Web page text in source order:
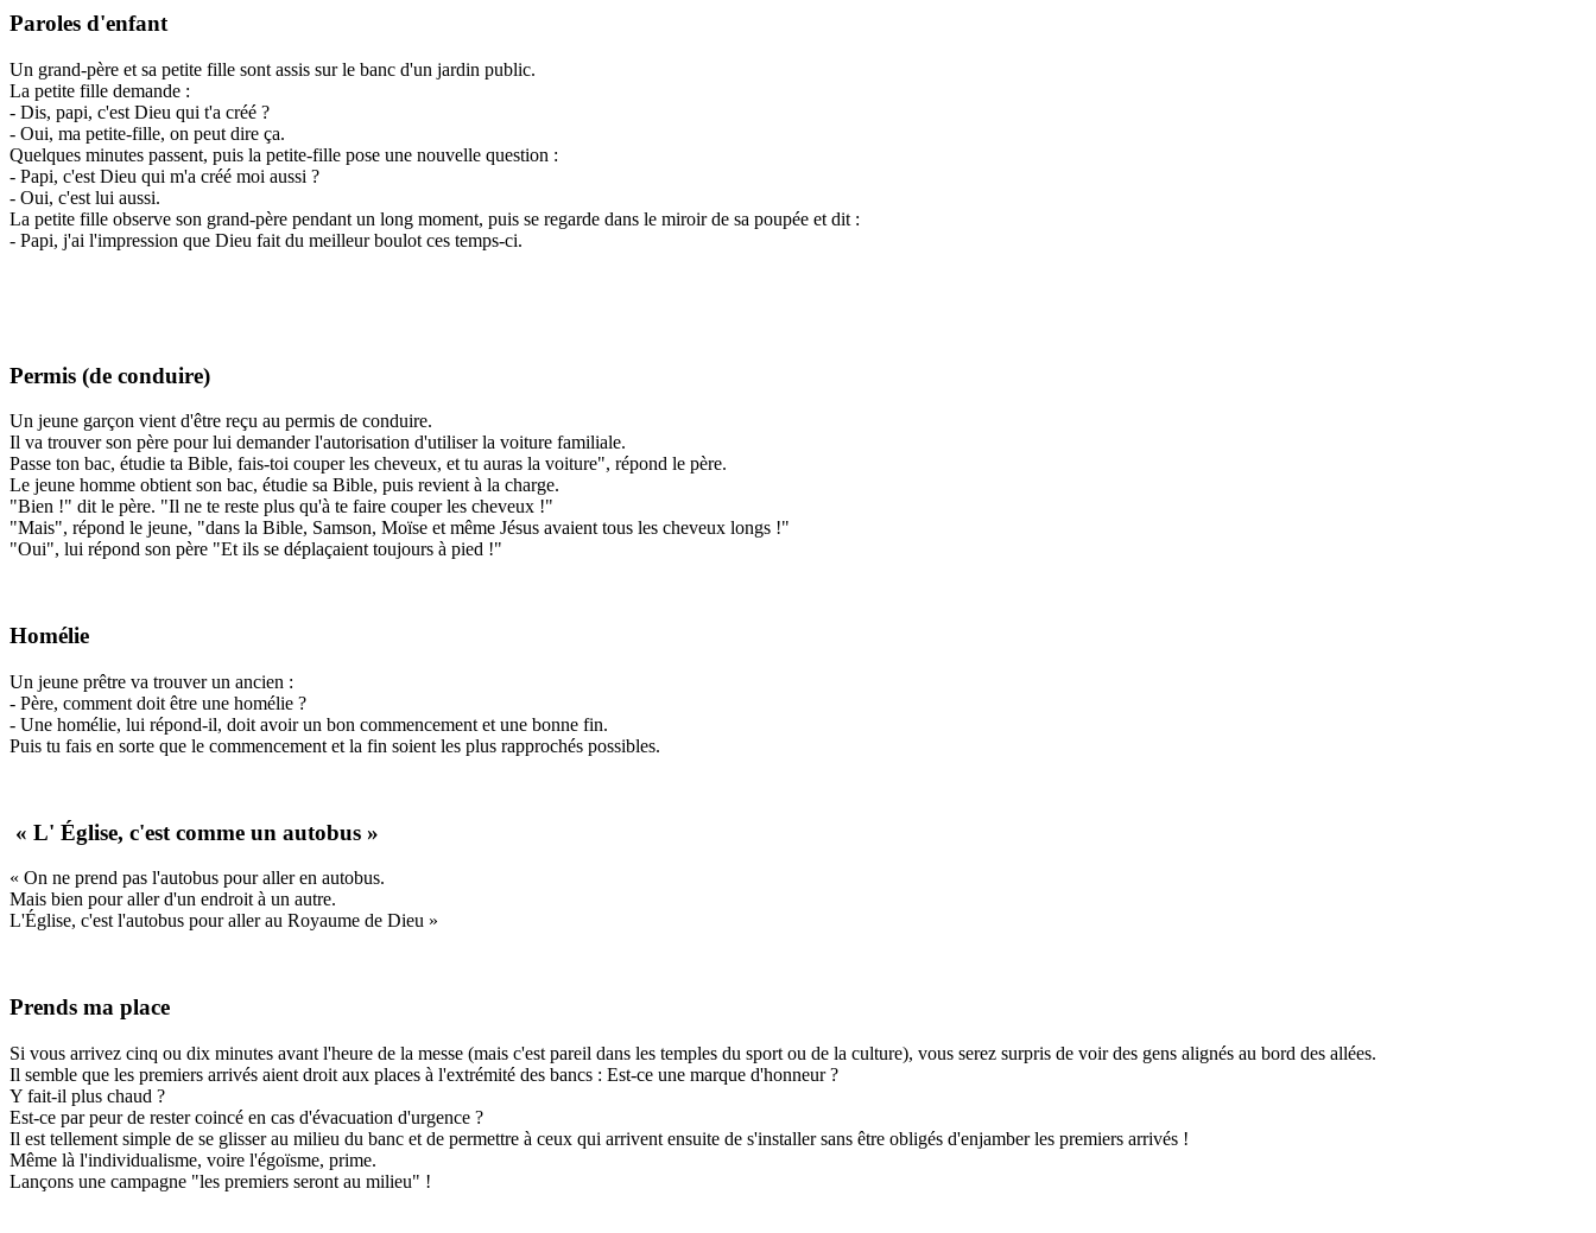
Paroles d'enfant
Un grand-père et sa petite fille sont assis sur le banc d'un jardin public.
La petite fille demande :
- Dis, papi, c'est Dieu qui t'a créé ?
- Oui, ma petite-fille, on peut dire ça.
Quelques minutes passent, puis la petite-fille pose une nouvelle question :
- Papi, c'est Dieu qui m'a créé moi aussi ?
- Oui, c'est lui aussi.
La petite fille observe son grand-père pendant un long moment, puis se regarde dans le miroir de sa poupée et dit :
- Papi, j'ai l'impression que Dieu fait du meilleur boulot ces temps-ci.
Permis (de conduire)
Un jeune garçon vient d'être reçu au permis de conduire.
Il va trouver son père pour lui demander l'autorisation d'utiliser la voiture familiale.
Passe ton bac, étudie ta Bible, fais-toi couper les cheveux, et tu auras la voiture", répond le père.
Le jeune homme obtient son bac, étudie sa Bible, puis revient à la charge.
"Bien !" dit le père. "Il ne te reste plus qu'à te faire couper les cheveux !"
"Mais", répond le jeune, "dans la Bible, Samson, Moïse et même Jésus avaient tous les cheveux longs !"
"Oui", lui répond son père "Et ils se déplaçaient toujours à pied !"
Homélie
Un jeune prêtre va trouver un ancien :
- Père, comment doit être une homélie ?
- Une homélie, lui répond-il, doit avoir un bon commencement et une bonne fin.
Puis tu fais en sorte que le commencement et la fin soient les plus rapprochés possibles.
« L' Église, c'est comme un autobus »
« On ne prend pas l'autobus pour aller en autobus.
Mais bien pour aller d'un endroit à un autre.
L'Église, c'est l'autobus pour aller au Royaume de Dieu »
Prends ma place
Si vous arrivez cinq ou dix minutes avant l'heure de la messe (mais c'est pareil dans les temples du sport ou de la culture), vous serez surpris de voir des gens alignés au bord des allées.
Il semble que les premiers arrivés aient droit aux places à l'extrémité des bancs : Est-ce une marque d'honneur ?
Y fait-il plus chaud ?
Est-ce par peur de rester coincé en cas d'évacuation d'urgence ?
Il est tellement simple de se glisser au milieu du banc et de permettre à ceux qui arrivent ensuite de s'installer sans être obligés d'enjamber les premiers arrivés !
Même là l'individualisme, voire l'égoïsme, prime.
Lançons une campagne "les premiers seront au milieu" !